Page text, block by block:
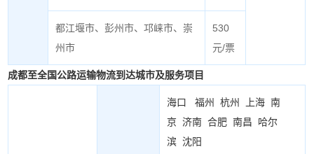
都江堰市、彭州市、邛崃市、崇
州市
530
元/票
成都至全国公路运输物流到达城市及服务项目
海口 福州 杭州 上海 南
京 济南 合肥 南昌
哈尔
滨 沈阳